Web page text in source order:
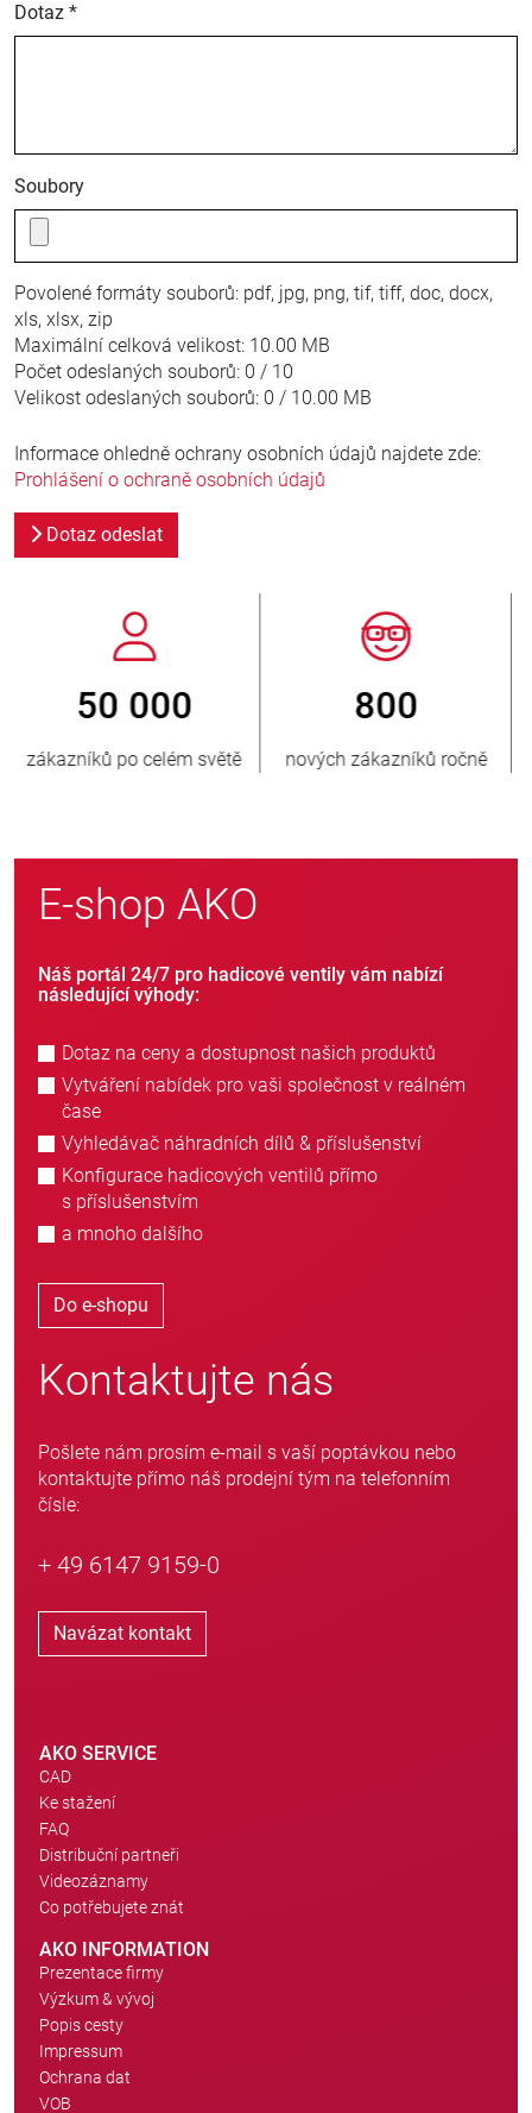
Dotaz *
Soubory
Povolené formáty souborů: pdf, jpg, png, tif, tiff, doc, docx,
xls, xlsx, zip
Maximální celková velikost: 10.00 MB
Počet odeslaných souborů: 0 / 10
Velikost odeslaných souborů: 0 / 10.00 MB
Informace ohledně ochrany osobních údajů najdete zde:
Prohlášení o ochraně osobních údajů
Dotaz odeslat
800
nových zákazníků ročně
> 3 500 000
prodaných jednotek
E-shop AKO
Náš portál 24/7 pro hadicové ventily vám nabízí
následující výhody:
Dotaz na ceny a dostupnost našich produktů
Vytváření nabídek pro vaši společnost v reálném
čase
Vyhledávač náhradních dílů & příslušenství
Konfigurace hadicových ventilů přímo
s příslušenstvím
a mnoho dalšího
Do e-shopu
Kontaktujte nás
Pošlete nám prosím e-mail s vaší poptávkou nebo
kontaktujte přímo náš prodejní tým na telefonním
čísle:
+ 49 6147 9159-0
Navázat kontakt
AKO SERVICE
CAD
Ke stažení
FAQ
Distribuční partneři
Videozáznamy
Co potřebujete znát
AKO INFORMATION
Prezentace firmy
Výzkum & vývoj
Popis cesty
Impressum
Ochrana dat
VOB